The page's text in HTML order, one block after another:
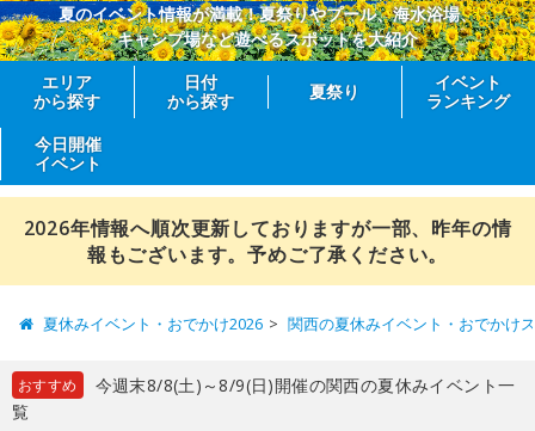
夏のイベント情報が満載！夏祭りやプール、海水浴場、
キャンプ場など遊べるスポットを大紹介
エリア
から探す
日付
から探す
夏祭り
イベント
ランキング
今日開催
イベント
2026年情報へ順次更新しておりますが一部、昨年の情
報もございます。予めご了承ください。
夏休みイベント・おでかけ2026 関西の夏休みイベント・おでかけ
おすすめ
今週末8/8(土)～8/9(日)開催の関西の夏休みイベント一
覧